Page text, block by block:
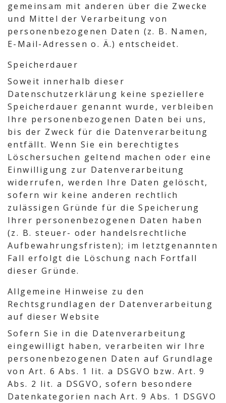
gemeinsam mit anderen über die Zwecke
und Mittel der Verarbeitung von
personenbezogenen Daten (z. B. Namen,
E-Mail-Adressen o. Ä.) entscheidet.
Speicherdauer
Soweit innerhalb dieser
Datenschutzerklärung keine speziellere
Speicherdauer genannt wurde, verbleiben
Ihre personenbezogenen Daten bei uns,
bis der Zweck für die Datenverarbeitung
entfällt. Wenn Sie ein berechtigtes
Löschersuchen geltend machen oder eine
Einwilligung zur Datenverarbeitung
widerrufen, werden Ihre Daten gelöscht,
sofern wir keine anderen rechtlich
zulässigen Gründe für die Speicherung
Ihrer personenbezogenen Daten haben
(z. B. steuer- oder handelsrechtliche
Aufbewahrungsfristen); im letztgenannten
Fall erfolgt die Löschung nach Fortfall
dieser Gründe.
Allgemeine Hinweise zu den
Rechtsgrundlagen der Datenverarbeitung
auf dieser Website
Sofern Sie in die Datenverarbeitung
eingewilligt haben, verarbeiten wir Ihre
personenbezogenen Daten auf Grundlage
von Art. 6 Abs. 1 lit. a DSGVO bzw. Art. 9
Abs. 2 lit. a DSGVO, sofern besondere
Datenkategorien nach Art. 9 Abs. 1 DSGVO